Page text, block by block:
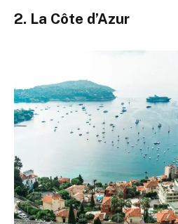
2. La Côte d’Azur